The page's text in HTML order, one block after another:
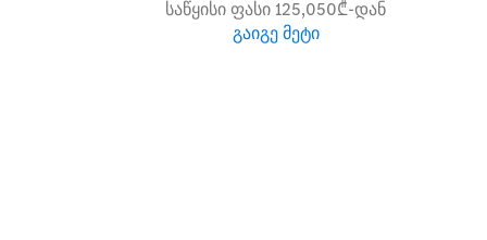
საწყისი ფასი 125,050₾-დან
გაიგე მეტი